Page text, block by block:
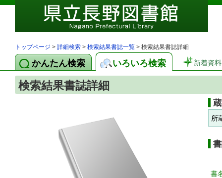
トップページ > 詳細検索 > 検索結果書誌一覧 > 検索結果書誌詳細
かんたん検索 いろいろ検索 新着資料
検索結果書誌詳細
所
書